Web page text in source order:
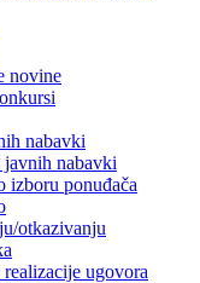
novine
nabavki
javnih nabavki
izboru ponuđača
otkazivanju
realizacije ugovora